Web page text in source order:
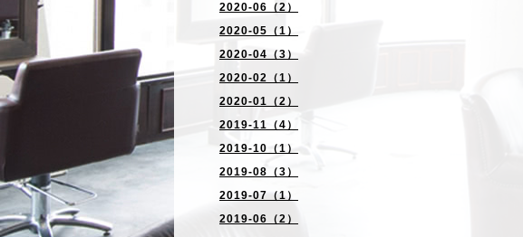
2020-06（2）
2020-05（1）
2020-04（3）
2020-02（1）
2020-01（2）
2019-11（4）
2019-10（1）
2019-08（3）
2019-07（1）
2019-06（2）